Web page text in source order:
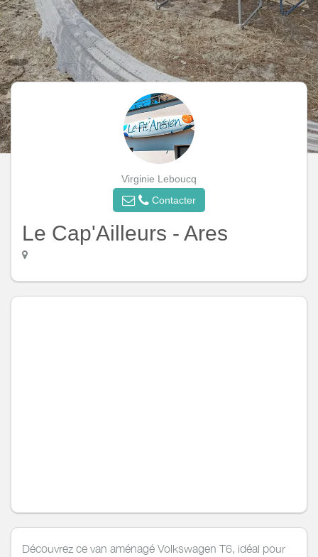
Virginie Leboucq
Contacter
Le Cap'Ailleurs - Ares
Découvrez ce van aménagé Volkswagen T6, idéal pour